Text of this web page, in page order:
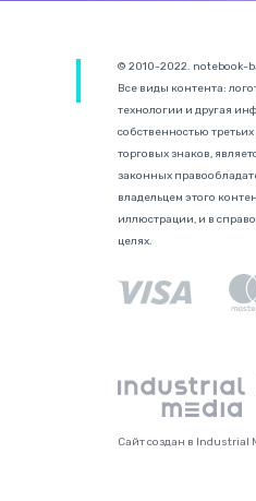
© 2010-2022. notebook-
Все виды контента:
технологии и другая
собственностью
торговых знаков,
законных
владельцем этого
иллюстрации, и в
целях.
Сайт создан в Industrial